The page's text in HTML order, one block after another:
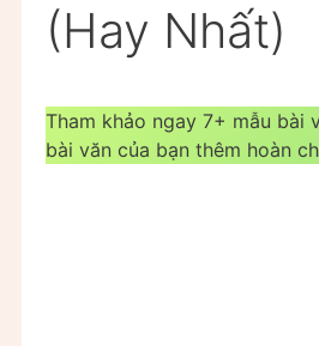
(Hay Nhất)
Tham khảo ngay 7+ mẫu bài
bài văn của bạn thêm hoàn